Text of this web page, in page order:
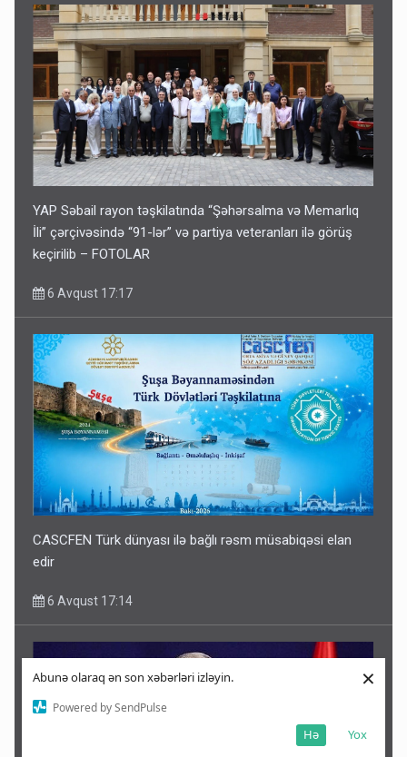
Abunə olaraq ən son xəbərləri izləyin.
Powered by SendPulse
Yox
Hə
×
YAP Səbail rayon təşkilatında “Şəhərsalma və Memarlıq
İli” çərçivəsində “91-lər” və partiya veteranları ilə görüş
keçirilib – FOTOLAR
6 Avqust 17:17
CASCFEN Türk dünyası ilə bağlı rəsm müsabiqəsi elan
edir
6 Avqust 17:14